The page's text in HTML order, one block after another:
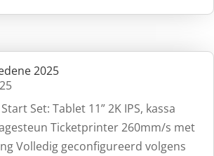
2025
Set: Tablet 11” 2K IPS, kassa
Ticketprinter 260mm/s met
Volledig geconfigureerd volgens